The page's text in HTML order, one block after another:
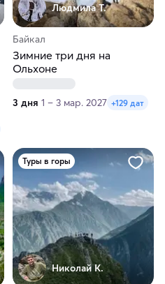
Людмила Т.
Байкал
Зимние три дня на
Ольхоне
3 дня 1 – 3 мар. 2027 +129 дат
Туры в горы
Николай К.